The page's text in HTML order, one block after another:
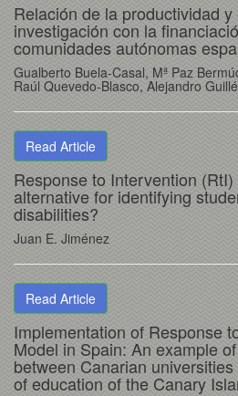
Relación de la productividad
investigación con la
comunidades autónomas
Gualberto Buela-Casal, Mª Paz
Raúl Quevedo-Blasco, Alejandro
Read Article
Response to Intervention
alternative for identifying
disabilities?
Juan E. Jiménez
Read Article
Implementation of Response
Model in Spain: An example
between Canarian
of education of the Canary